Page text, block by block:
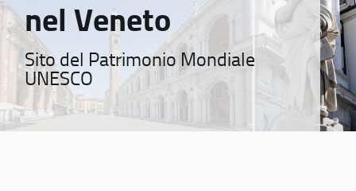
nel Veneto
Sito del Patrimonio Mondiale
UNESCO